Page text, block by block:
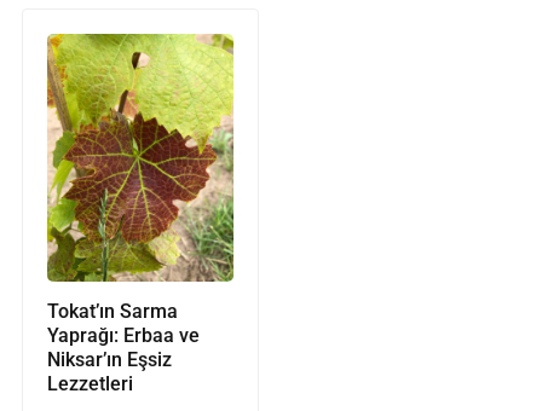
Tokat’ın Sarma
Yaprağı: Erbaa ve
Niksar’ın Eşsiz
Lezzetleri